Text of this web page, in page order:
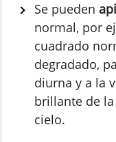
Se pueden
normal, por
cuadrado
degradado,
diurna y a la
brillante de
cielo.